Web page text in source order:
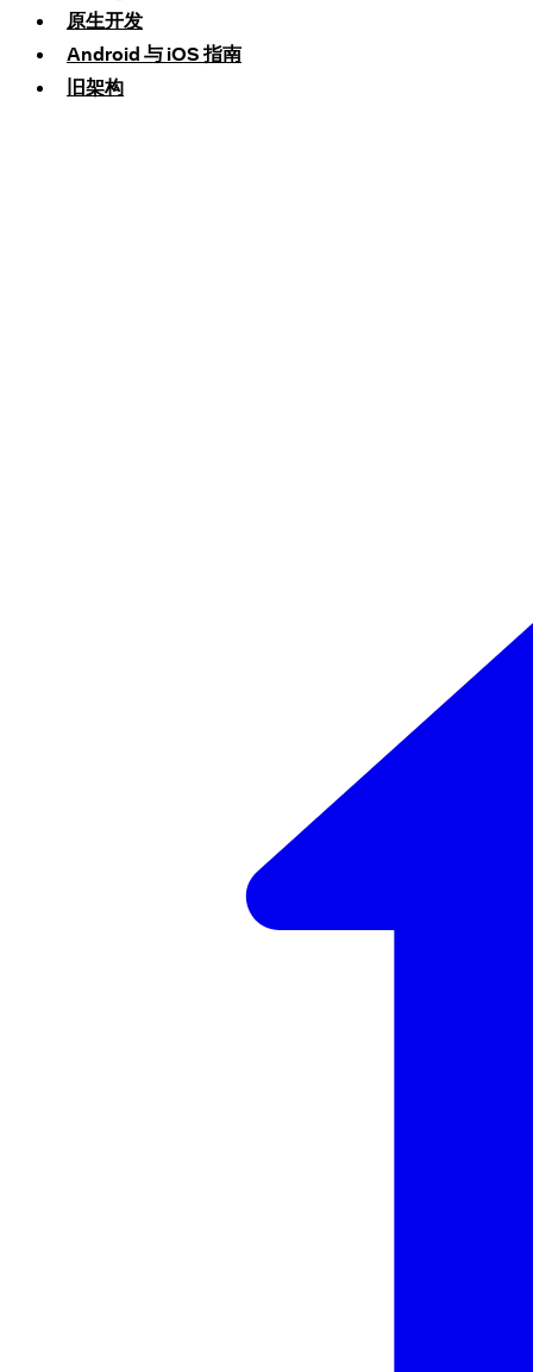
原生开发
Android 与 iOS 指南
旧架构